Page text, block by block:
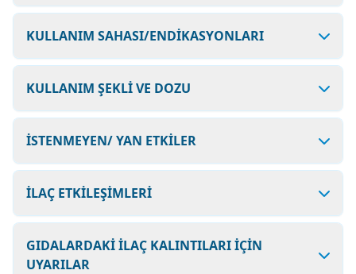
KULLANIM SAHASI/ENDİKASYONLARI
KULLANIM ŞEKLİ VE DOZU
İSTENMEYEN/ YAN ETKİLER
İLAÇ ETKİLEŞİMLERİ
GIDALARDAKİ İLAÇ KALINTILARI İÇİN
UYARILAR